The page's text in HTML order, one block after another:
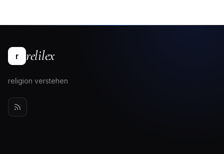
r relilex
religion verstehen